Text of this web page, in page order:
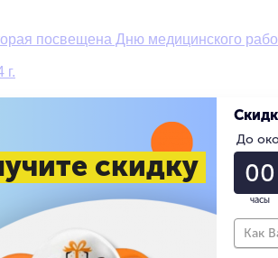
посвещена Дню медицинского
г.
скидку
До
01
часы